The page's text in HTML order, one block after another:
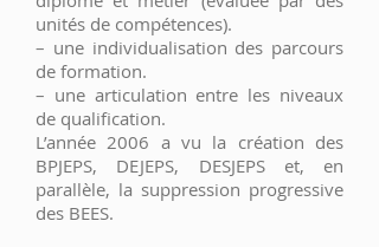
unités de compétences).
– une individualisation des parcours
de formation.
– une articulation entre les niveaux
de qualification.
L’année 2006 a vu la création des
BPJEPS, DEJEPS, DESJEPS et, en
parallèle, la suppression progressive
des BEES.